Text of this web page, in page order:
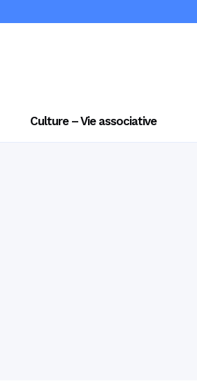
Culture – Vie associative